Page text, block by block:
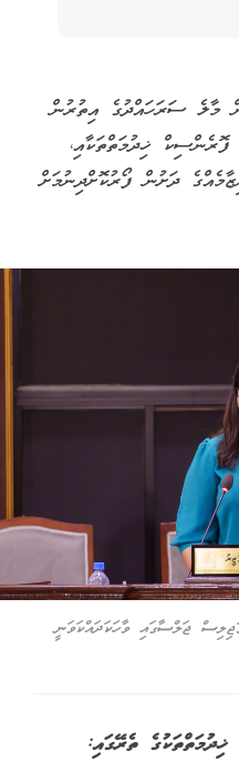
މާލެ ސަރަހައްދުގެ އިތުރުން
ޚިދުމަތްތަކާއި،
ދަށުން ފޯރުކޮށްދިނުމަށް
ޖަލްސާގައި ވާހަކަދައްކަވަނީ
ތެރޭގައި: